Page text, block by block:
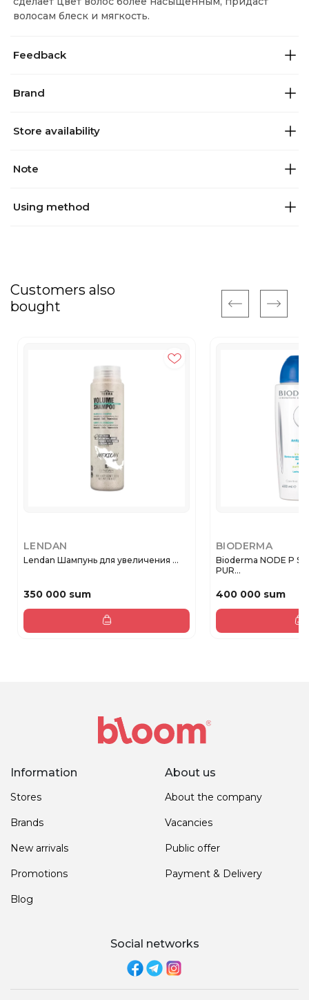
волосам блеск и мягкость.
Feedback
Brand
Store availability
Note
Using method
Customers also
bought
LENDAN
Lendan Шампунь для увеличения ...
350 000 sum
BIODERMA
Bioderma NODE P
PUR...
400 000 sum
Information
Stores
Brands
New arrivals
Promotions
Blog
About us
About the company
Vacancies
Public offer
Payment & Delivery
Social networks